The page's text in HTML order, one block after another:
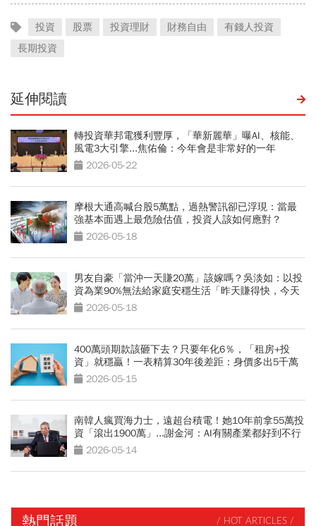
投資 股票 投資理財 財務自由
有錢人投資
長期投資
延伸閱讀
轉投資華邦電獲利豐厚，「華新麗華」曝AI、核能、
風電3大引擎...焦佑倫：今年會是非常好的一年
2026-05-22
摩根大通高喊台股5萬點，過熱警訊卻已浮現：當最
強基本面遇上最危險估值，投資人該如何應對？
2026-05-18
男友自豪「當沖一天賺20萬」該嫁嗎？吳淡如：以投
資為業90%無法給家庭安穩生活「昨天賺得快，今天
賠更快」
2026-05-18
400萬頭期款該砸下去？只要年化6％，「租房+投
資」就穩贏！一表精算30年後差距：身價多出5千萬
2026-05-15
南韓人瘋買海力士，遠超台積電！她10年前拿55萬投
資「滾出1900萬」...謝金河：AI有關產業都好到不行
2026-05-14
熱門話題 / HOT ARTICLES /